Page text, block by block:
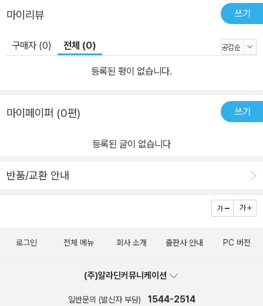
마이리뷰 쓰기
구매자 (0) 전체 (0)
등록된 평이 없습니다.
마이페이퍼 (0편) 쓰기
등록된 글이 없습니다
반품/교환 안내
로그인 전체 메뉴 회사 소개 출판사 안내 PC 버전
(주)알라딘커뮤니케이션
일반문의 (발신자 부담) 1544-2514